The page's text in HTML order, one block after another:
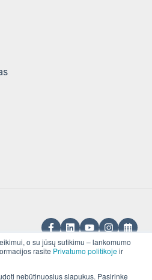
o su jūsų sutikimu – lankomumo
rasite Privatumo politikojeir
nebūtinuosius slapukus. Pasirinkę